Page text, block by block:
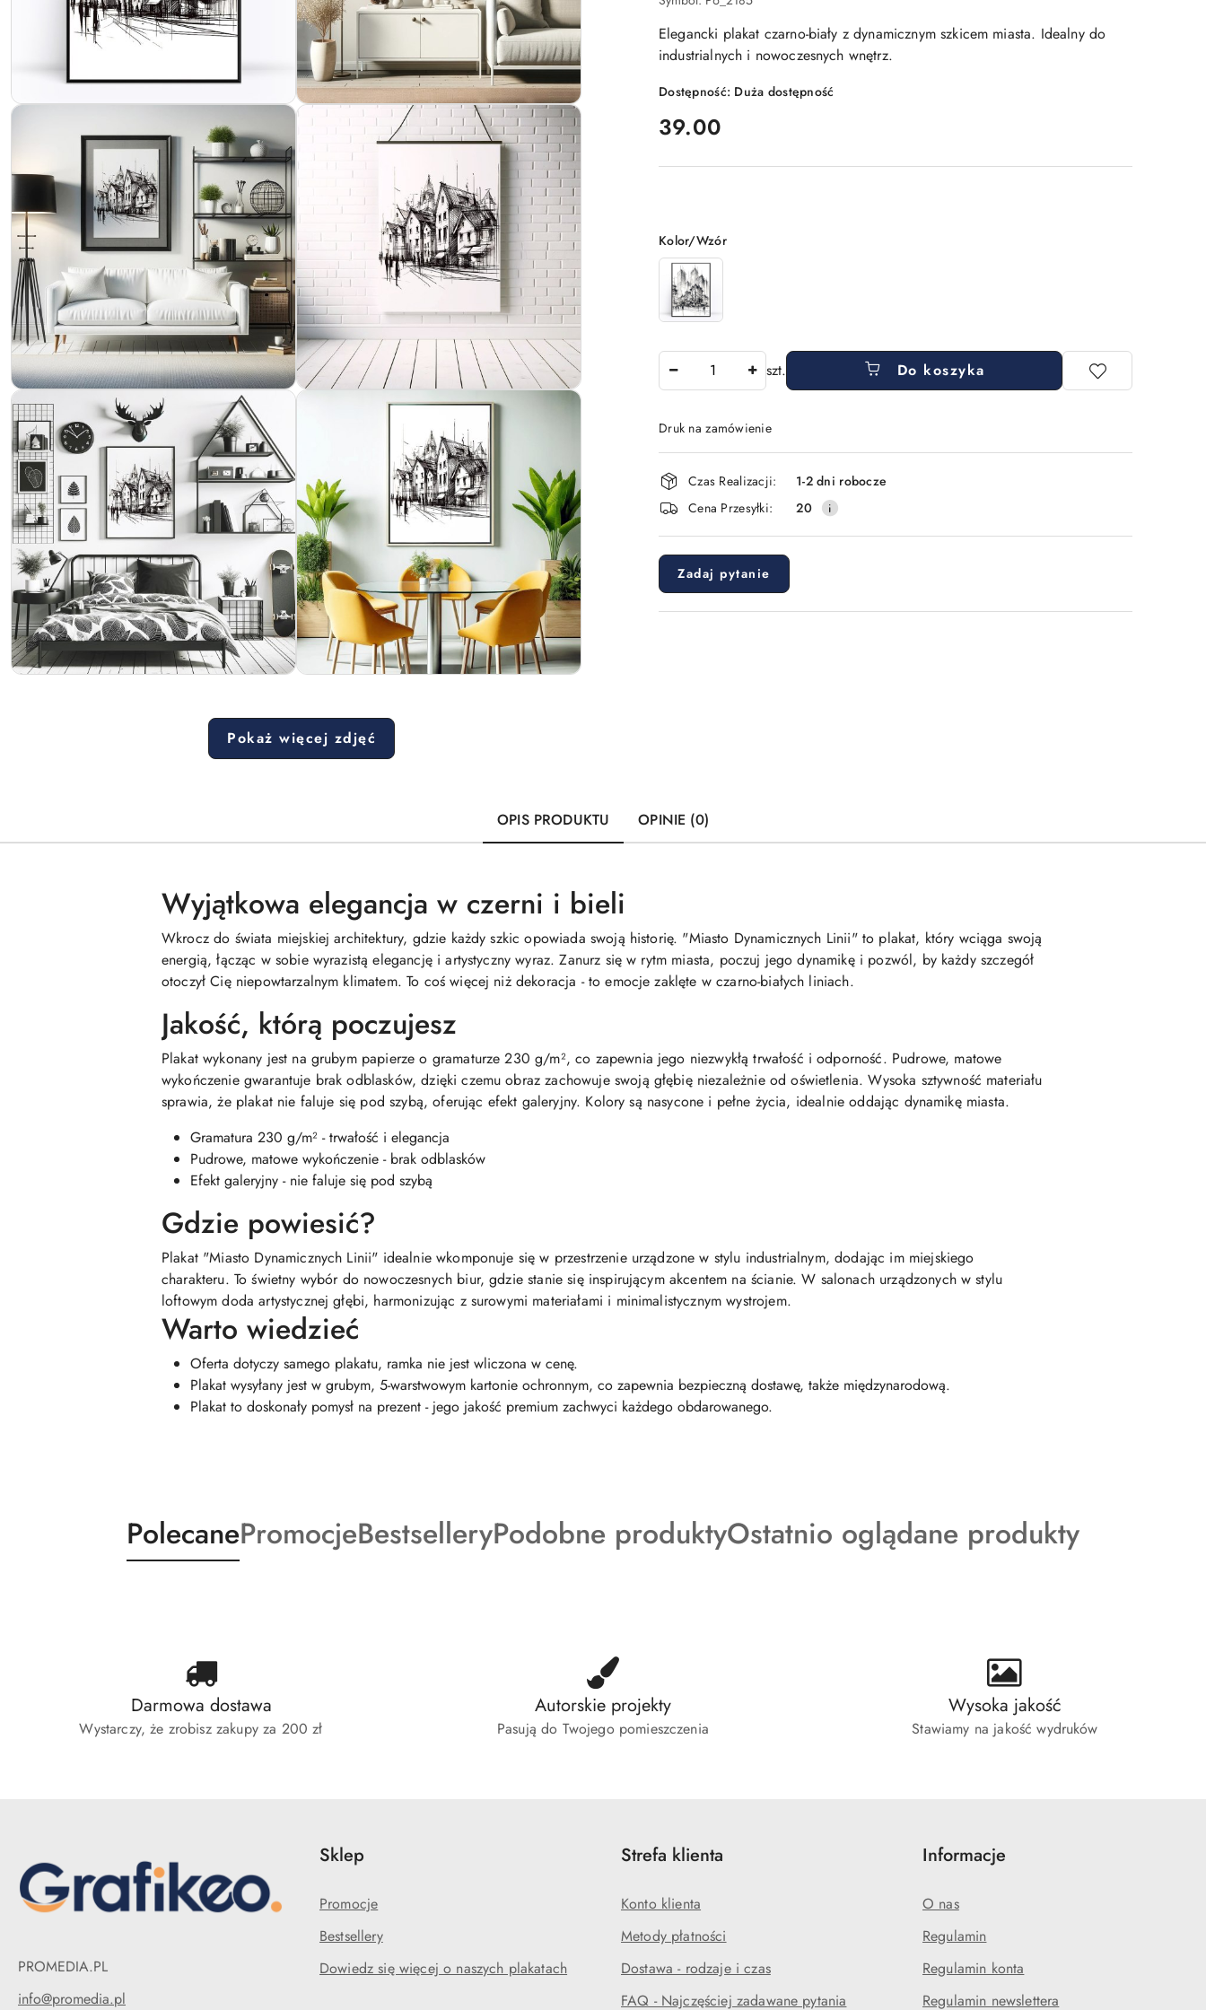
Pokaż więcej zdjęć
Elegancki plakat czarno-biały z dynamicznym szkicem miasta. Idealny do
industrialnych i nowoczesnych wnętrz.
Dostępność: Duża dostępność
cena:
39.00
Wariant
Kolor/Wzór
szt. Do koszyka
Druk na zamówienie
Dostępność
i
dostawa
Czas Realizacji:
1-2 dni robocze
Cena Przesyłki:
20
Zadaj pytanie
OPIS PRODUKTU OPINIE (0)
Wyjątkowa elegancja w czerni i bieli
Wkrocz do świata miejskiej architektury, gdzie każdy szkic opowiada swoją historię. "Miasto Dynamicznych Linii" to plakat, który wciąga swoją
energią, łącząc w sobie wyrazistą elegancję i artystyczny wyraz. Zanurz się w rytm miasta, poczuj jego dynamikę i pozwól, by każdy szczegół
otoczył Cię niepowtarzalnym klimatem. To coś więcej niż dekoracja - to emocje zaklęte w czarno-białych liniach.
Jakość, którą poczujesz
Plakat wykonany jest na grubym papierze o gramaturze 230 g/m², co zapewnia jego niezwykłą trwałość i odporność. Pudrowe, matowe
wykończenie gwarantuje brak odblasków, dzięki czemu obraz zachowuje swoją głębię niezależnie od oświetlenia. Wysoka sztywność materiału
sprawia, że plakat nie faluje się pod szybą, oferując efekt galeryjny. Kolory są nasycone i pełne życia, idealnie oddając dynamikę miasta.
Gramatura 230 g/m² - trwałość i elegancja
Pudrowe, matowe wykończenie - brak odblasków
Efekt galeryjny - nie faluje się pod szybą
Gdzie powiesić?
Plakat "Miasto Dynamicznych Linii" idealnie wkomponuje się w przestrzenie urządzone w stylu industrialnym, dodając im miejskiego
charakteru. To świetny wybór do nowoczesnych biur, gdzie stanie się inspirującym akcentem na ścianie. W salonach urządzonych w stylu
loftowym doda artystycznej głębi, harmonizując z surowymi materiałami i minimalistycznym wystrojem.
Warto wiedzieć
Oferta dotyczy samego plakatu, ramka nie jest wliczona w cenę.
Plakat wysyłany jest w grubym, 5-warstwowym kartonie ochronnym, co zapewnia bezpieczną dostawę, także międzynarodową.
Plakat to doskonały pomysł na prezent - jego jakość premium zachwyci każdego obdarowanego.
Pomiń karuzelę produktów
Produkty
o
PolecaneProdukty
o
PromocjeProdukty
BestselleryProdukty
Podobne produktyProdukty
Ostatnio oglądane produkty
Darmowa dostawa
Wystarczy, że zrobisz zakupy za 200 zł
Autorskie projekty
Pasują do Twojego pomieszczenia
Wysoka jakość
Stawiamy na jakość wydruków
PROMEDIA.PL
info@promedia.pl
Sklep
Promocje
Bestsellery
Dowiedz się więcej o naszych plakatach
Strefa klienta
Konto klienta
Metody płatności
Dostawa - rodzaje i czas
FAQ - Najczęściej zadawane pytania
Informacje
O nas
Regulamin
Regulamin konta
Regulamin newslettera